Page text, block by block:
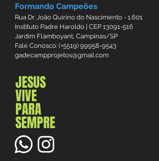
Formando Campeões
Rua Dr. João Quirino do Nascimento - 1.601
Instituto Padre Haroldo | CEP 13091-516
Jardim Flamboyant, Campinas/SP
Fale Conosco: (+5519) 99958-9543
gadecampprojetos@gmail.com
JESUS
VIVE
PARA
SEMPRE